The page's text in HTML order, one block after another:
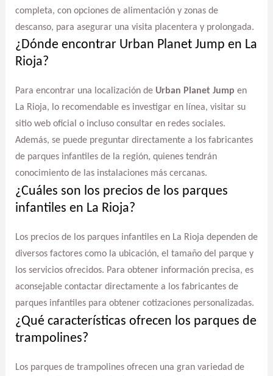
completa, con opciones de alimentación y zonas de
descanso, para asegurar una visita placentera y prolongada.
¿Dónde encontrar Urban Planet Jump en La
Rioja?
Para encontrar una localización de Urban Planet Jump en
La Rioja, lo recomendable es investigar en línea, visitar su
sitio web oficial o incluso consultar en redes sociales.
Además, se puede preguntar directamente a los fabricantes
de parques infantiles de la región, quienes tendrán
conocimiento de las instalaciones más cercanas.
¿Cuáles son los precios de los parques
infantiles en La Rioja?
Los precios de los parques infantiles en La Rioja dependen de
diversos factores como la ubicación, el tamaño del parque y
los servicios ofrecidos. Para obtener información precisa, es
aconsejable contactar directamente a los fabricantes de
parques infantiles para obtener cotizaciones personalizadas.
¿Qué características ofrecen los parques de
trampolines?
Los parques de trampolines ofrecen una gran variedad de